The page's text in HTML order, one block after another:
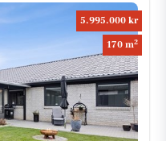
5.995.000 kr
170 m2